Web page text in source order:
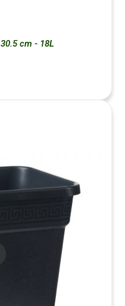
cm - 18L